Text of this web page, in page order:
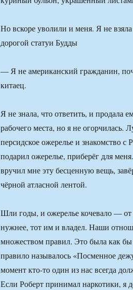
Но вскоре уволили и меня. Я не
дорогой статуи Будды
― Я не американский гражданин,
китаец.
Я не знала, что ответить, и продала
рабочего места, но я не
персидское ожерелье и знакомство
подарил ожерелье, приберёг для
вручил мне эту бесценную вещь,
чёрной атласной лентой.
Шли годы, и ожерелье кочевало ―
нужнее, тот им и владел. Наши
множеством правил. Это была как
правило называлось «Посменное
момент кто-то один из нас всегда
Если Роберт принимал наркотики, я